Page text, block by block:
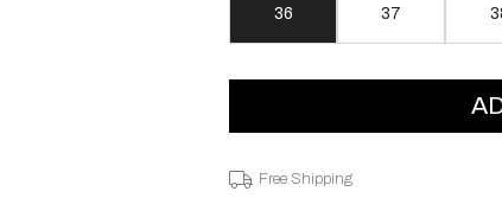
36 37
Free Shipping